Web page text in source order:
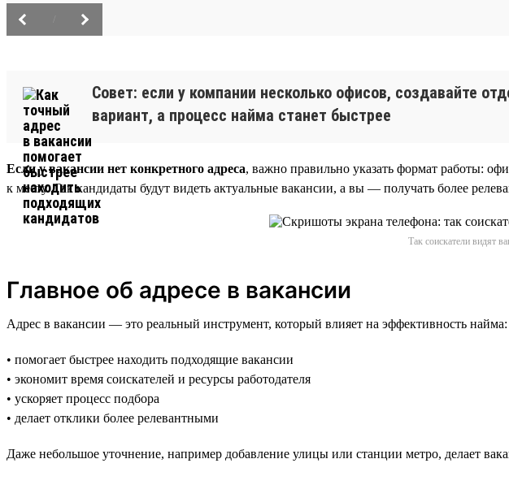
Совет: если у компании несколько офисов, создавайте
вариант, а процесс найма станет быстрее
Если у вакансии нет конкретного адреса, важно правильно указать формат работы:
к месту. Так кандидаты будут видеть актуальные вакансии, а вы — получать более
Так соискатели видят
Главное об адресе в вакансии
Адрес в вакансии — это реальный инструмент, который влияет на эффективность найма:
• помогает быстрее находить подходящие вакансии
• экономит время соискателей и ресурсы работодателя
• ускоряет процесс подбора
• делает отклики более релевантными
Даже небольшое уточнение, например добавление улицы или станции метро, делает